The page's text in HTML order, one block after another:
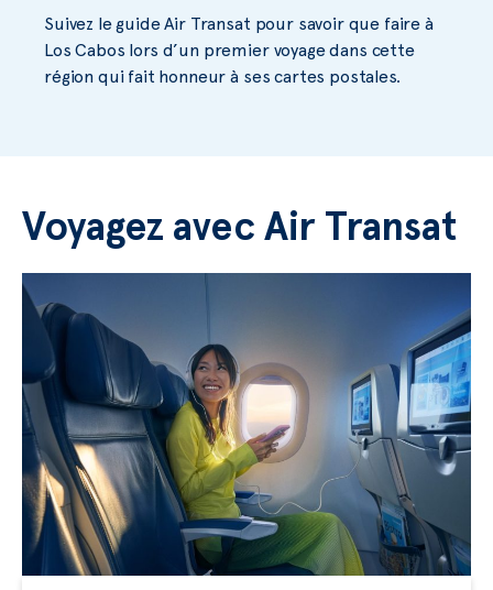
Suivez le guide Air Transat pour savoir que faire à
Los Cabos lors d’un premier voyage dans cette
région qui fait honneur à ses cartes postales.
Voyagez avec Air Transat